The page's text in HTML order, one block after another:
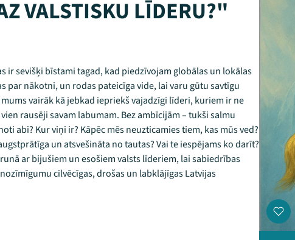
VALSTISKU LĪDERU?"
ir sevišķi bīstami tagad, kad piedzīvojam globālas un lokālas
par nākotni, un rodas pateicīga vide, lai varu gūtu savtīgu
vairāk kā jebkad iepriekš vajadzīgi līderi, kuriem ir ne
rausēji savam labumam. Bez ambīcijām – tukši salmu
abi? Kur viņi ir? Kāpēc mēs neuzticamies tiem, kas mūs ved?
un atsvešināta no tautas? Vai te iespējams ko darīt?
ar bijušiem un esošiem valsts līderiem, lai sabiedrības
cilvēcīgas, drošas un labklājīgas Latvijas